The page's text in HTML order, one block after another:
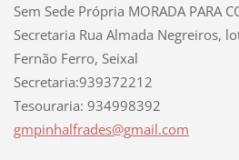
Sem Sede Própria MORADA PARA
Secretaria Rua Almada Negreiros,
Fernão Ferro, Seixal
Secretaria:939372212
Tesouraria: 934998392
gmpinhalfrades@gmail.com